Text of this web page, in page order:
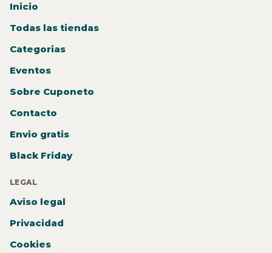
Inicio
Todas las tiendas
Categorias
Eventos
Sobre Cuponeto
Contacto
Envio gratis
Black Friday
LEGAL
Aviso legal
Privacidad
Cookies